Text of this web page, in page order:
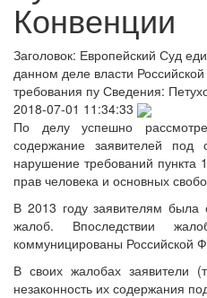
Конвенции
Заголовок: Европейский Суд
данном деле власти
требования пу Сведения:
2018-07-01 11:34:33
По делу успешно
содержание заявителей
нарушение требований пункта
прав человека и основных
В 2013 году заявителям была
жалоб. Впоследствии
коммуницированы Российской
В своих жалобах заявители
незаконность их содержания